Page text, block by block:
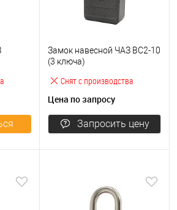
Снят с производства
Замок навесной ЧАЗ ВС2-10
(3 ключа)
Цена по запросу
Запросить цену